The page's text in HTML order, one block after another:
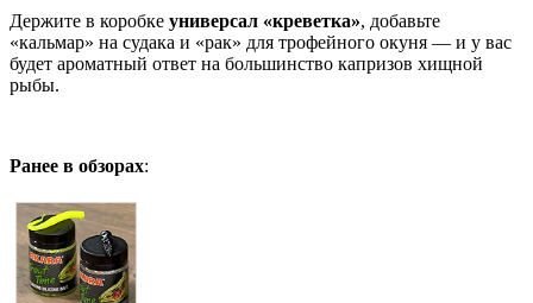
Держите в коробке универсал «креветка», добавьте
«кальмар» на судака и «рак» для трофейного окуня — и у вас
будет ароматный ответ на большинство капризов хищной
рыбы.
Ранее в обзорах: